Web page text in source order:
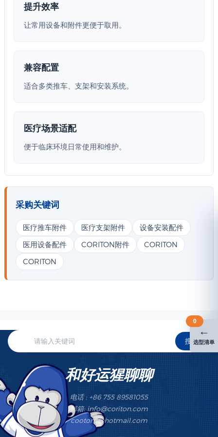
提升效率
让常用设备和附件更便于取用。
兼容配置
适合多类推车、支架和安装系统。
医疗场景适配
便于临床环境日常使用和维护。
采购关键词
医疗推车附件 医疗支架附件
设备安装配件
医用设备配件
CORITON附件
CORITON
CORITON
搜索
和好运猩聊聊
电话 : +86 755 89581055
邮箱: info@coriton.com
cootom@hotmail.com
←
选型清单
0